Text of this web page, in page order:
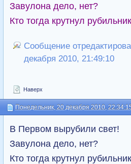
Завулона дело, нет?
Кто тогда крутнул
Сообщение
декабря 2010, 21:49:10
Наверх
Понедельник, 20 декабря 2010,
В Первом вырубили свет!
Завулона дело, нет?
Кто тогда крутнул